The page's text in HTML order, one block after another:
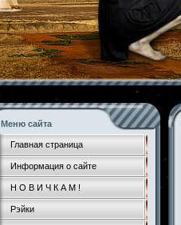
Меню сайта
Главная страница
Информация о сайте
Н О В И Ч К А М !
Рэйки